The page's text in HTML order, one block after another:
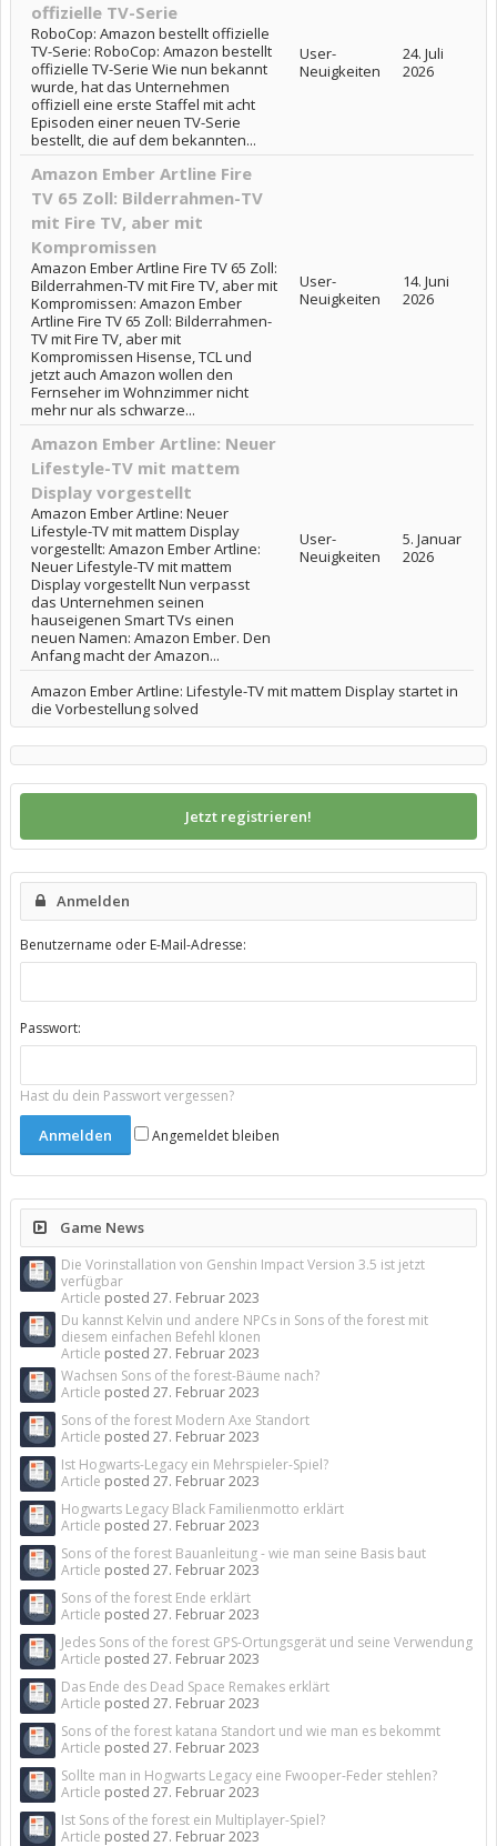
offizielle TV-Serie
RoboCop: Amazon bestellt offizielle
TV-Serie: RoboCop: Amazon bestellt
offizielle TV-Serie Wie nun bekannt
wurde, hat das Unternehmen
offiziell eine erste Staffel mit acht
Episoden einer neuen TV-Serie
bestellt, die auf dem bekannten...
User-
Neuigkeiten
24. Juli
2026
Amazon Ember Artline Fire
TV 65 Zoll: Bilderrahmen-TV
mit Fire TV, aber mit
Kompromissen
Amazon Ember Artline Fire TV 65 Zoll:
Bilderrahmen-TV mit Fire TV, aber mit
Kompromissen: Amazon Ember
Artline Fire TV 65 Zoll: Bilderrahmen-
TV mit Fire TV, aber mit
Kompromissen Hisense, TCL und
jetzt auch Amazon wollen den
Fernseher im Wohnzimmer nicht
mehr nur als schwarze...
User-
Neuigkeiten
14. Juni
2026
Amazon Ember Artline: Neuer
Lifestyle-TV mit mattem
Display vorgestellt
Amazon Ember Artline: Neuer
Lifestyle-TV mit mattem Display
vorgestellt: Amazon Ember Artline:
Neuer Lifestyle-TV mit mattem
Display vorgestellt Nun verpasst
das Unternehmen seinen
hauseigenen Smart TVs einen
neuen Namen: Amazon Ember. Den
Anfang macht der Amazon...
User-
Neuigkeiten
5. Januar
2026
Amazon Ember Artline: Lifestyle-TV mit mattem Display startet in
die Vorbestellung solved
Jetzt registrieren!
Anmelden
Benutzername oder E-Mail-Adresse:
Passwort:
Hast du dein Passwort vergessen?
Angemeldet bleiben
Game News
Die Vorinstallation von Genshin Impact Version 3.5 ist jetzt
verfügbar
Article posted 27. Februar 2023
Du kannst Kelvin und andere NPCs in Sons of the forest mit
diesem einfachen Befehl klonen
Article posted 27. Februar 2023
Wachsen Sons of the forest-Bäume nach?
Article posted 27. Februar 2023
Sons of the forest Modern Axe Standort
Article posted 27. Februar 2023
Ist Hogwarts-Legacy ein Mehrspieler-Spiel?
Article posted 27. Februar 2023
Hogwarts Legacy Black Familienmotto erklärt
Article posted 27. Februar 2023
Sons of the forest Bauanleitung - wie man seine Basis baut
Article posted 27. Februar 2023
Sons of the forest Ende erklärt
Article posted 27. Februar 2023
Jedes Sons of the forest GPS-Ortungsgerät und seine Verwendung
Article posted 27. Februar 2023
Das Ende des Dead Space Remakes erklärt
Article posted 27. Februar 2023
Sons of the forest katana Standort und wie man es bekommt
Article posted 27. Februar 2023
Sollte man in Hogwarts Legacy eine Fwooper-Feder stehlen?
Article posted 27. Februar 2023
Ist Sons of the forest ein Multiplayer-Spiel?
Article posted 27. Februar 2023